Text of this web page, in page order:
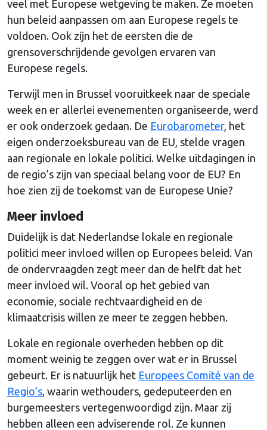
veel met Europese wetgeving te maken. Ze moeten
hun beleid aanpassen om aan Europese regels te
voldoen. Ook zijn het de eersten die de
grensoverschrijdende gevolgen ervaren van
Europese regels.
Terwijl men in Brussel vooruitkeek naar de speciale
week en er allerlei evenementen organiseerde, werd
er ook onderzoek gedaan. De Eurobarometer, het
eigen onderzoeksbureau van de EU, stelde vragen
aan regionale en lokale politici. Welke uitdagingen in
de regio’s zijn van speciaal belang voor de EU? En
hoe zien zij de toekomst van de Europese Unie?
Meer invloed
Duidelijk is dat Nederlandse lokale en regionale
politici meer invloed willen op Europees beleid. Van
de ondervraagden zegt meer dan de helft dat het
meer invloed wil. Vooral op het gebied van
economie, sociale rechtvaardigheid en de
klimaatcrisis willen ze meer te zeggen hebben.
Lokale en regionale overheden hebben op dit
moment weinig te zeggen over wat er in Brussel
gebeurt. Er is natuurlijk het Europees Comité van de
Regio’s , waarin wethouders, gedeputeerden en
burgemeesters vertegenwoordigd zijn. Maar zij
hebben alleen een adviserende rol. Ze kunnen